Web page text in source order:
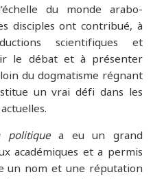
du monde arabo-
disciples ont contribué, à
scientifiques et
le débat et à présenter
du dogmatisme régnant
un vrai défi dans les
politiquea eu un grand
académiques et a permis
un nom et une réputation